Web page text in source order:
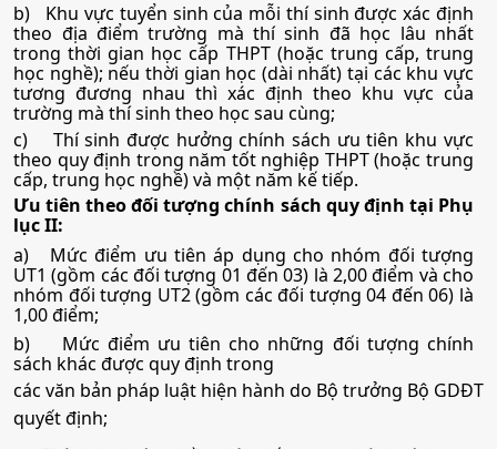
Chỉ tiêu:130
• Phương thức xét tuyển:Ưu TiênĐGNL HCM ĐT THPTHọc Bạ
• Tổ hợp:D01; D14; D15; D11; D12; D13
20. Quản trị dịch vụ du lịch và lữ hành
•Mã ngành:
•Chỉ tiêu:130
• Phương thức xét tuyển:
• Tổ hợp:D01; D14; D15; D11; D12; D13
21. Quản trị khách sạn
b) Khu vực tuyển sinh của mỗi thí sinh được xác định
theo địa điểm trường mà thí sinh đã học lâu nhất
trong thời gian học cấp THPT (hoặc trung cấp, trung
học nghề); nếu thời gian học (dài nhất) tại các khu vực
tương đương nhau thì xác định theo khu vực của
trường mà thí sinh theo học sau cùng;
c) Thí sinh được hưởng chính sách ưu tiên khu vực
theo quy định trong năm tốt nghiệp THPT (hoặc trung
cấp, trung học nghề) và một năm kế tiếp.
Ưu tiên theo đối tượng chính sách quy định tại Phụ
lục II:
a) Mức điểm ưu tiên áp dụng cho nhóm đối tượng
UT1 (gồm các đối tượng 01 đến 03) là 2,00 điểm và cho
nhóm đối tượng UT2 (gồm các đối tượng 04 đến 06) là
1,00 điểm;
b) Mức điểm ưu tiên cho những đối tượng chính
sách khác được quy định trong
các văn bản pháp luật hiện hành do Bộ trưởng Bộ GDĐT
quyết định;